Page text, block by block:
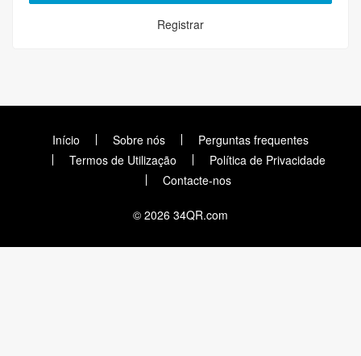
Registrar
Início Sobre nós
Perguntas frequentes
Termos de Utilização
Política de Privacidade
Contacte-nos
© 2026 34QR.com